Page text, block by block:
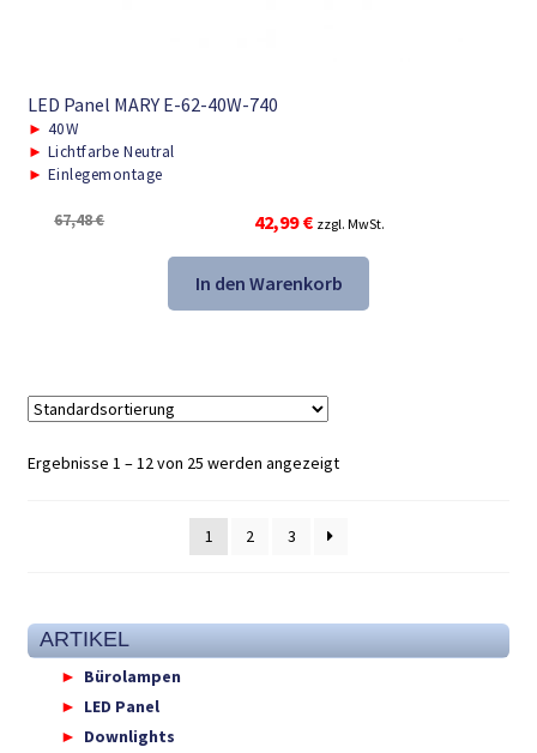
LED Panel MARY E-62-40W-740
► 40W
► Lichtfarbe Neutral
► Einlegemontage
67,48€
Ursprünglicher
war:
67,48 €
42,99€Aktueller
ist:
42,99 €.
zzgl. MwSt.
In den Warenkorb
Ergebnisse 1 – 12 von 25 werden angezeigt
1 2 3
ARTIKEL
Bürolampen
LED Panel
Downlights